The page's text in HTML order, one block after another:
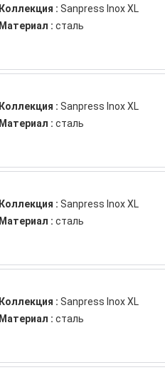
Коллекция : Sanpress Inox XL
Материал : сталь
Коллекция : Sanpress Inox XL
Материал : сталь
Коллекция : Sanpress Inox XL
Материал : сталь
Коллекция : Sanpress Inox XL
Материал : сталь